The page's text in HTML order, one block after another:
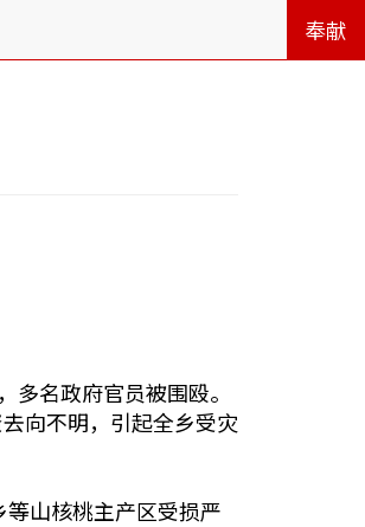
奉献
名政府官员被围殴。
向不明，引起全乡受灾
山核桃主产区受损严